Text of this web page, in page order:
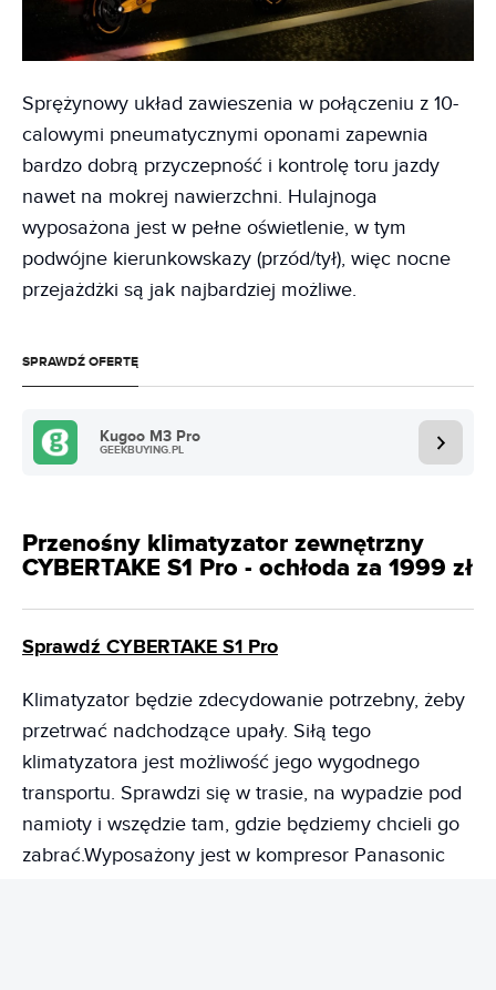
Sprężynowy układ zawieszenia w połączeniu z 10-
calowymi pneumatycznymi oponami zapewnia
bardzo dobrą przyczepność i kontrolę toru jazdy
nawet na mokrej nawierzchni. Hulajnoga
wyposażona jest w pełne oświetlenie, w tym
podwójne kierunkowskazy (przód/tył), więc nocne
przejażdżki są jak najbardziej możliwe.
SPRAWDŹ OFERTĘ
Kugoo M3 Pro
GEEKBUYING.PL
Przenośny klimatyzator zewnętrzny
CYBERTAKE S1 Pro - ochłoda za 1999 zł
Sprawdź CYBERTAKE S1 Pro
Klimatyzator będzie zdecydowanie potrzebny, żeby
przetrwać nadchodzące upały. Siłą tego
klimatyzatora jest możliwość jego wygodnego
transportu. Sprawdzi się w trasie, na wypadzie pod
namioty i wszędzie tam, gdzie będziemy chcieli go
zabrać.Wyposażony jest w kompresor Panasonic